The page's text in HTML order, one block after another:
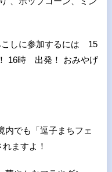
こしに参加するには 15
16時 出発！ おみやげ
でも「逗子まちフェ
ますよ！